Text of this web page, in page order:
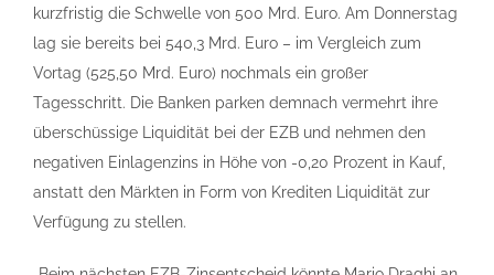
kurzfristig die Schwelle von 500 Mrd. Euro. Am Donnerstag
lag sie bereits bei 540,3 Mrd. Euro – im Vergleich zum
Vortag (525,50 Mrd. Euro) nochmals ein großer
Tagesschritt. Die Banken parken demnach vermehrt ihre
überschüssige Liquidität bei der EZB und nehmen den
negativen Einlagenzins in Höhe von -0,20 Prozent in Kauf,
anstatt den Märkten in Form von Krediten Liquidität zur
Verfügung zu stellen.